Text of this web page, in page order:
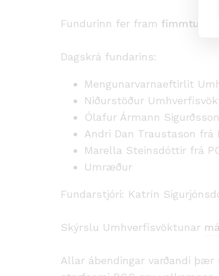
Fundurinn fer fram
Dagskrá fundarins:
Mengunarvarnaeftirlit
Niðurstöður
Ólafur Ármann
Andri Dan Traustason frá
Marella Steinsdóttir frá
Umræður
Fundarstjóri: Katrín
Skýrslu Umhverfisvöktunar
Allar ábendingar varðandi